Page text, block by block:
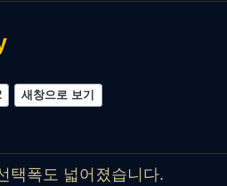
새창으로 보기
택폭도 넓어졌습니다.